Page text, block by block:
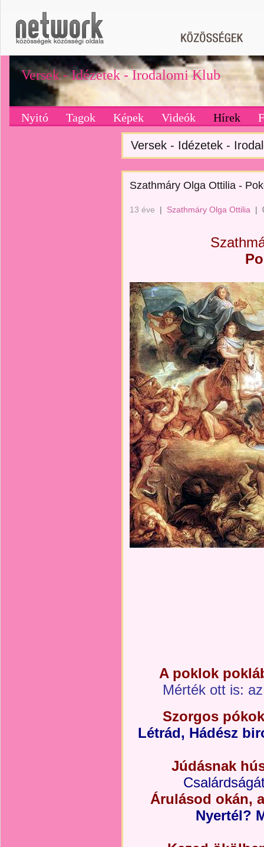
Versek - Idézetek - Irodalomi Klub
Nyitó Tagok Képek Videók Hírek
Versek - Idézetek -
Szathmáry Olga Ottilia -
13 éve | Szathmáry Olga Ottilia |
A poklok
Mérték ott is:
Szorgos
Létrád, Hádész
Júdásnak
Árulásod okán,
Nyertél?